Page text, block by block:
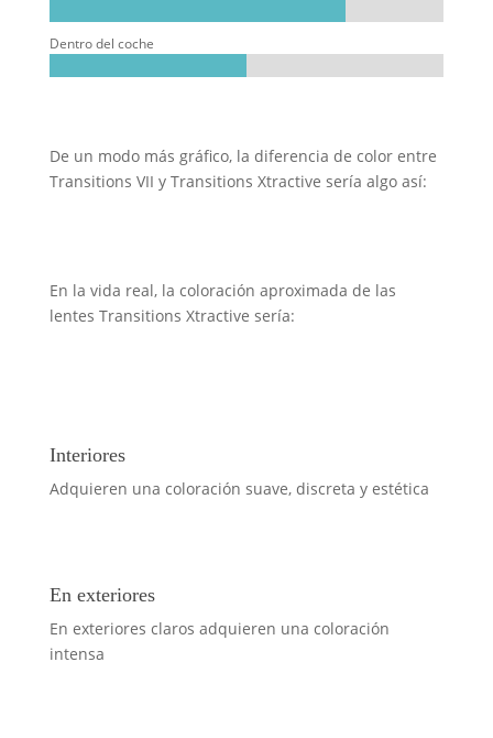
Dentro del coche
De un modo más gráfico, la diferencia de color entre
Transitions VII y Transitions Xtractive sería algo así:
En la vida real, la coloración aproximada de las
lentes Transitions Xtractive sería:
Interiores
Adquieren una coloración suave, discreta y estética
En exteriores
En exteriores claros adquieren una coloración
intensa